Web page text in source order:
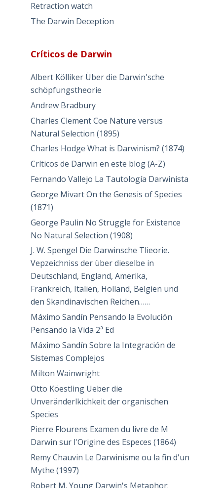
Retraction watch
The Darwin Deception
Críticos de Darwin
Albert Kölliker Über die Darwin'sche
schöpfungstheorie
Andrew Bradbury
Charles Clement Coe Nature versus
Natural Selection (1895)
Charles Hodge What is Darwinism? (1874)
Críticos de Darwin en este blog (A-Z)
Fernando Vallejo La Tautología Darwinista
George Mivart On the Genesis of Species
(1871)
George Paulin No Struggle for Existence
No Natural Selection (1908)
J. W. Spengel Die Darwinsche Tlieorie.
Vepzeichniss der über dieselbe in
Deutschland, England, Amerika,
Frankreich, Italien, Holland, Belgien und
den Skandinavischen Reichen……
Máximo Sandín Pensando la Evolución
Pensando la Vida 2ª Ed
Máximo Sandín Sobre la Integración de
Sistemas Complejos
Milton Wainwright
Otto Köestling Ueber die
Unveränderlkichkeit der organischen
Species
Pierre Flourens Examen du livre de M
Darwin sur l'Origine des Especes (1864)
Remy Chauvin Le Darwinisme ou la fin d'un
Mythe (1997)
Robert M. Young Darwin's Metaphor: